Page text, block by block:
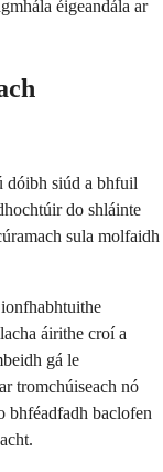
éigeandála ar
dóibh siúd a bhfuil
do shláinte
sula molfaidh
áirithe croí a
gá le
tromchúiseach nó
bhféadfadh baclofen